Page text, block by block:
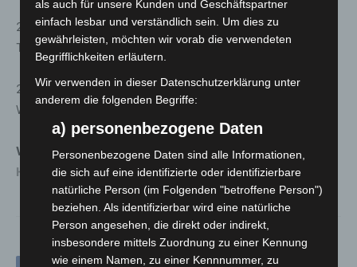
23.11.2026
Talkabend mit Dieter Hallervorden
21.12.2026
Weihnachtliche Lesung mit Sky du Mont
Weitere Informationen gibt es auf derWebsite des
Hannover Airport.
als auch für unsere Kunden und Geschäftspartner
einfach lesbar und verständlich sein. Um dies zu
gewährleisten, möchten wir vorab die verwendeten
Begrifflichkeiten erläutern.
Wir verwenden in dieser Datenschutzerklärung unter
anderem die folgenden Begriffe:
a) personenbezogene Daten
Personenbezogene Daten sind alle Informationen,
die sich auf eine identifizierte oder identifizierbare
natürliche Person (im Folgenden "betroffene Person")
beziehen. Als identifizierbar wird eine natürliche
Person angesehen, die direkt oder indirekt,
insbesondere mittels Zuordnung zu einer Kennung
wie einem Namen, zu einer Kennnummer, zu